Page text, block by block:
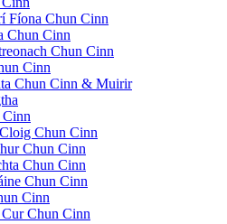
Fíona Chun Cinn
Chun Cinn
Chun Cinn
Cinn
Chun Cinn & Muirir
Chun Cinn
Chun Cinn
Chun Cinn
Chun Cinn
Cinn
Cur Chun Cinn